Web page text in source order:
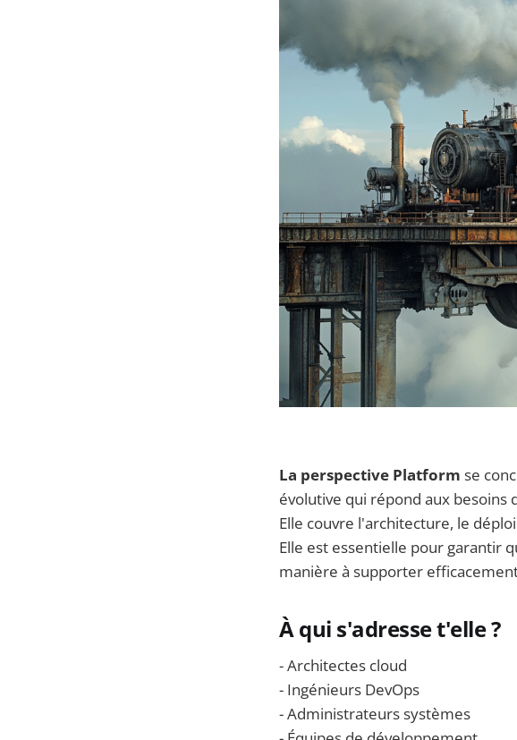
La perspective Platform se
évolutive qui répond aux besoins
Elle couvre l'architecture, le
Elle est essentielle pour garantir
manière à supporter
À qui s'adresse t'elle ?
- Architectes cloud
- Ingénieurs DevOps
- Administrateurs systèmes